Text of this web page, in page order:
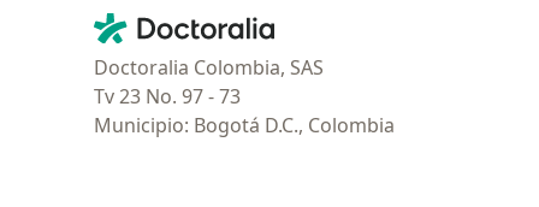
Contacto
Doctoralia - Página de inicio
Doctoralia Colombia, SAS
Tv 23 No. 97 - 73
Municipio: Bogotá D.C., Colombia